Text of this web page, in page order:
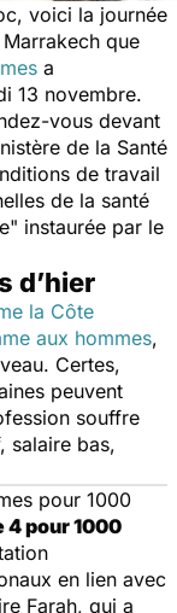
voici la journée
que
a
13 novembre.
vous devant
de la Santé
de travail
de la santé
instaurée par le
d’hier
la Côte
aux hommes,
Certes,
peuvent
souffre
salaire bas,
pour 1000
4 pour 1000
en lien avec
Farah, qui a